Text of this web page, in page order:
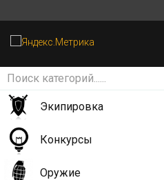
Экипировка
Конкурсы
Оружие